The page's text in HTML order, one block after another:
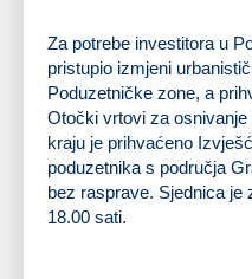
Za potrebe investitora u
pristupio izmjeni
Poduzetničke zone, a
Otočki vrtovi za
kraju je prihvaćeno
poduzetnika s područja
bez rasprave. Sjednica je
18.00 sati.